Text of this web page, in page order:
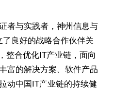
者与实践者，神州信息与
良好的战略合作伙伴关
整合优化IT产业链，面向
富的解决方案、软件产品
动中国IT产业链的持续健